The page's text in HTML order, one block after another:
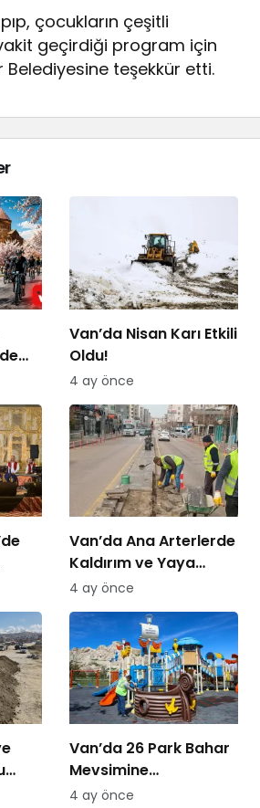
çocukların çeşitli
geçirdiği program için
Belediyesine teşekkür etti.
Van’da Nisan Karı Etkili
Oldu!
4 ay önce
Van’da Ana Arterlerde
Kaldırım ve Yaya
Yolları Yenileniyor
4 ay önce
Van’da 26 Park Bahar
Mevsimine
Hazırlanıyor
4 ay önce